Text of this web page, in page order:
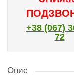
+38 (067)
72
Опис